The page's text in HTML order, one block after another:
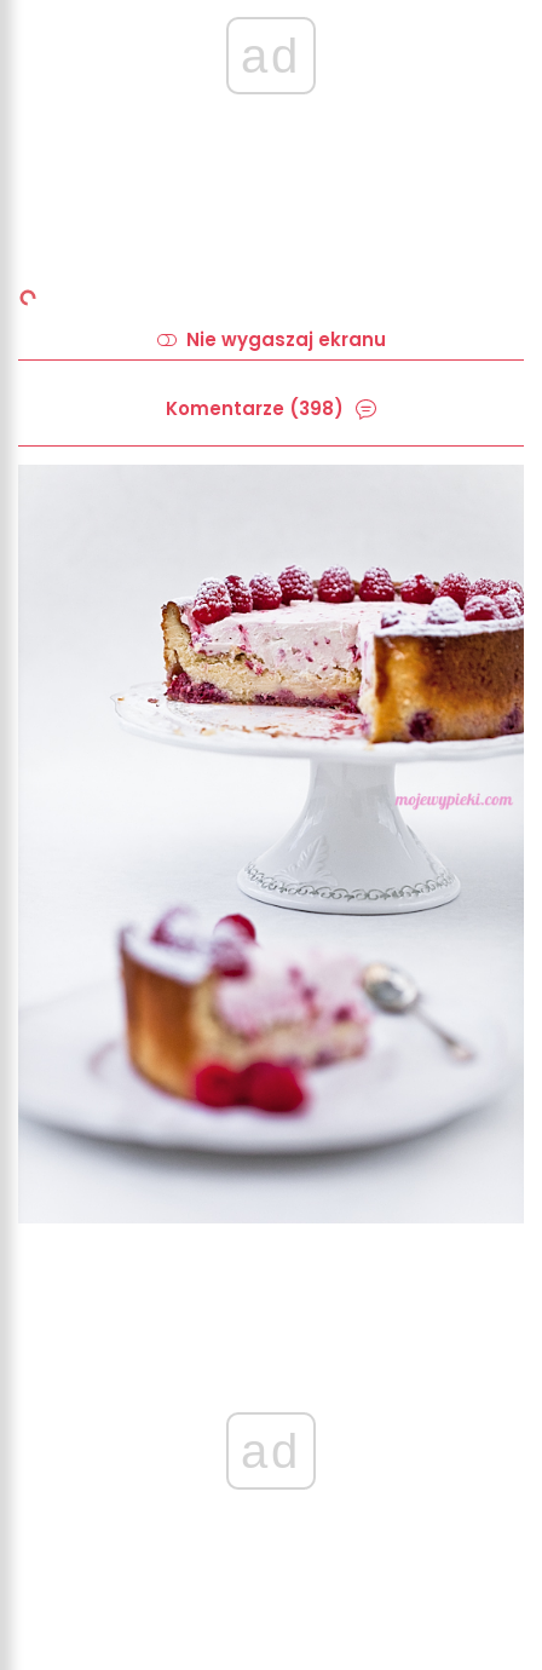
ad
Nie wygaszaj ekranu
Komentarze (398)
ad